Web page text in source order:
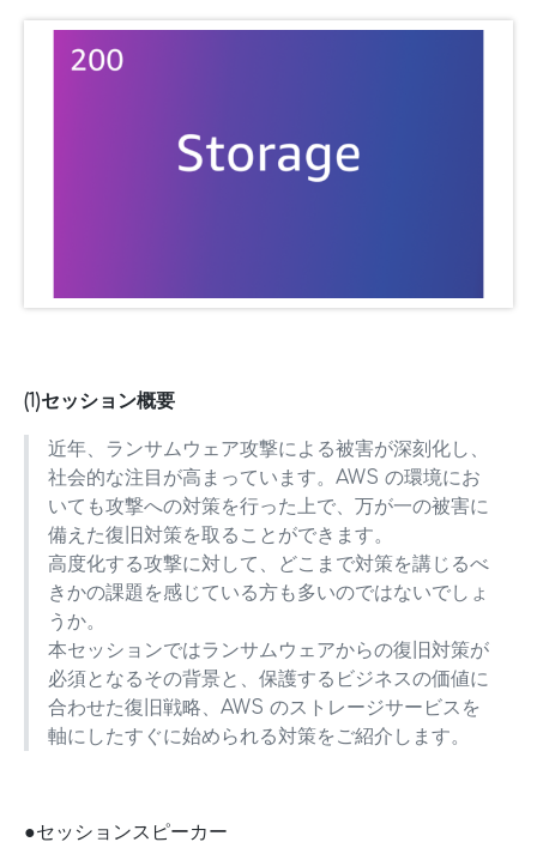
(1)セッション概要
近年、ランサムウェア攻撃による被害が深刻化し、
社会的な注目が高まっています。AWS の環境にお
いても攻撃への対策を行った上で、万が一の被害に
備えた復旧対策を取ることができます。
高度化する攻撃に対して、どこまで対策を講じるべ
きかの課題を感じている方も多いのではないでしょ
うか。
本セッションではランサムウェアからの復旧対策が
必須となるその背景と、保護するビジネスの価値に
合わせた復旧戦略、AWS のストレージサービスを
軸にしたすぐに始められる対策をご紹介します。
●セッションスピーカー